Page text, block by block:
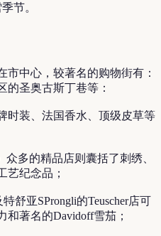
节。
中心，较著名的购物街有：
的圣奥古斯丁巷等：
装、法国香水、顶级皮草等
多的精品店则囊括了刺绣、
艺纪念品；
亚SProngli的Teuscher店可
著名的Davidoff雪茄；